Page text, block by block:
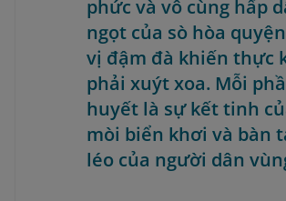
phức và vô cùng hấp
ngọt của sò hòa
vị đậm đà khiến thực
phải xuýt xoa. Mỗi
huyết là sự kết tinh
mòi biển khơi và bàn
léo của người dân